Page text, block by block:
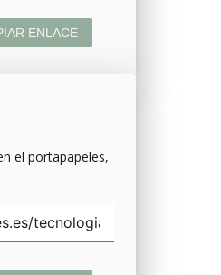
ENLACE
el portapapeles,